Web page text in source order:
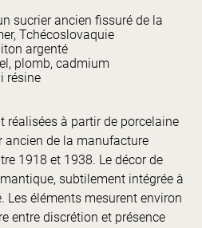
sucrier ancien fissuré de la
Tchécoslovaquie
argenté
plomb, cadmium
résine
réalisées à partir de porcelaine
ancien de la manufacture
1918 et 1938. Le décor de
subtilement intégrée à
Les éléments mesurent environ
entre discrétion et présence